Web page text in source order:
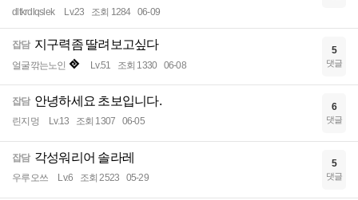
dltkrdlqslek Lv.23 조회 1284 06-09
잡담 지구력좀 딸려보고싶다
얼굴깎는노인 Lv.51 조회 1330 06-08
5
댓글
잡담 안녕하세요 초보입니다.
린지멍 Lv.13 조회 1307 06-05
6
댓글
잡담 각성워리어 솔라레
우루오쓰 Lv.6 조회 2523 05-29
5
댓글